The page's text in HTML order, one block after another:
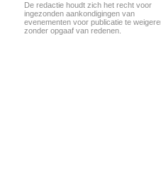
De redactie houdt zich het recht voor
ingezonden aankondigingen van
evenementen voor publicatie te
zonder opgaaf van redenen.